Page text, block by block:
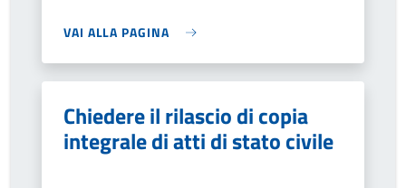
VAI ALLA PAGINA
Chiedere il rilascio di copia
integrale di atti di stato civile